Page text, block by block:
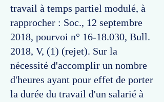
travail à temps partiel modulé, à
rapprocher : Soc., 12 septembre
2018, pourvoi n° 16-18.030, Bull.
2018, V, (1) (rejet). Sur la
nécessité d'accomplir un nombre
d'heures ayant pour effet de porter
la durée du travail d'un salarié à